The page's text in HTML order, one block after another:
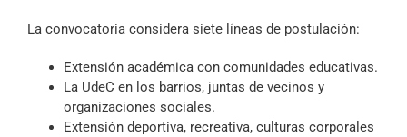
La convocatoria considera siete líneas de postulación:
Extensión académica con comunidades educativas.
La UdeC en los barrios, juntas de vecinos y
organizaciones sociales.
Extensión deportiva, recreativa, culturas corporales